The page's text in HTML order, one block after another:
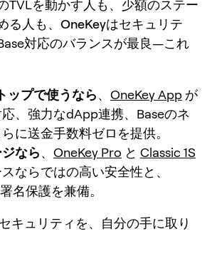
TVLを動かす人も、少額のステー
る人も、 OneKeyはセキュリテ
対応のバランスが最良—これ
ップで使うなら、 OneKey App が
、強力なdApp連携、Baseのネ
に送金手数料ゼロを提供。
なら、 OneKey Pro と Classic 1S
ならではの高い安全性と、
名保護を兼備。
キュリティを、自分の手に取り